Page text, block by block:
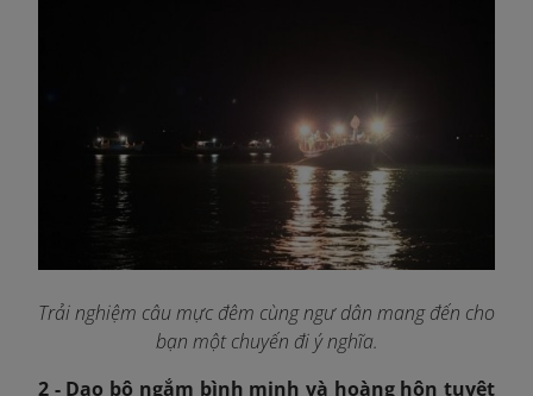
Trải nghiệm câu mực đêm cùng ngư dân mang đến cho
bạn một chuyến đi ý nghĩa.
2 - Dạo bộ ngắm bình minh và hoàng hôn tuyệt